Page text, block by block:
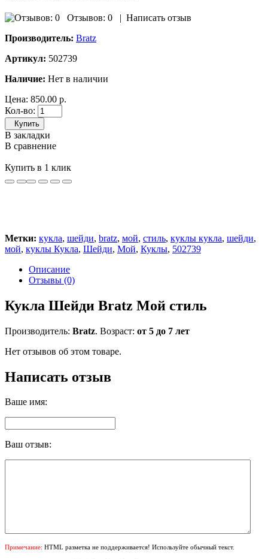
Отзывов: 0 | Написать отзыв
Производитель: Bratz
Артикул: 502739
Наличие: Нет в наличии
Цена: 850.00 р.
Кол-во:
Купить
В закладки
В сравнение
Купить в 1 клик
Метки: кукла, шейди, bratz, мой, стиль, куклы кукла, шейди,
мой, куклы Кукла, Шейди, Мой, Куклы, 502739
Описание
Отзывы (0)
Кукла Шейди Bratz Мой стиль
Производитель: Bratz. Возраст: от 5 до 7 лет
Нет отзывов об этом товаре.
Написать отзыв
Ваше имя:
Ваш отзыв:
Примечание: HTML разметка не поддерживается! Используйте обычный текст.